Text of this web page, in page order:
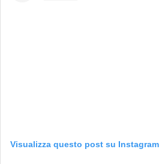
Visualizza questo post su Instagram